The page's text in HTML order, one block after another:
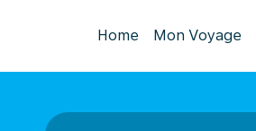
Home Mon Voyage